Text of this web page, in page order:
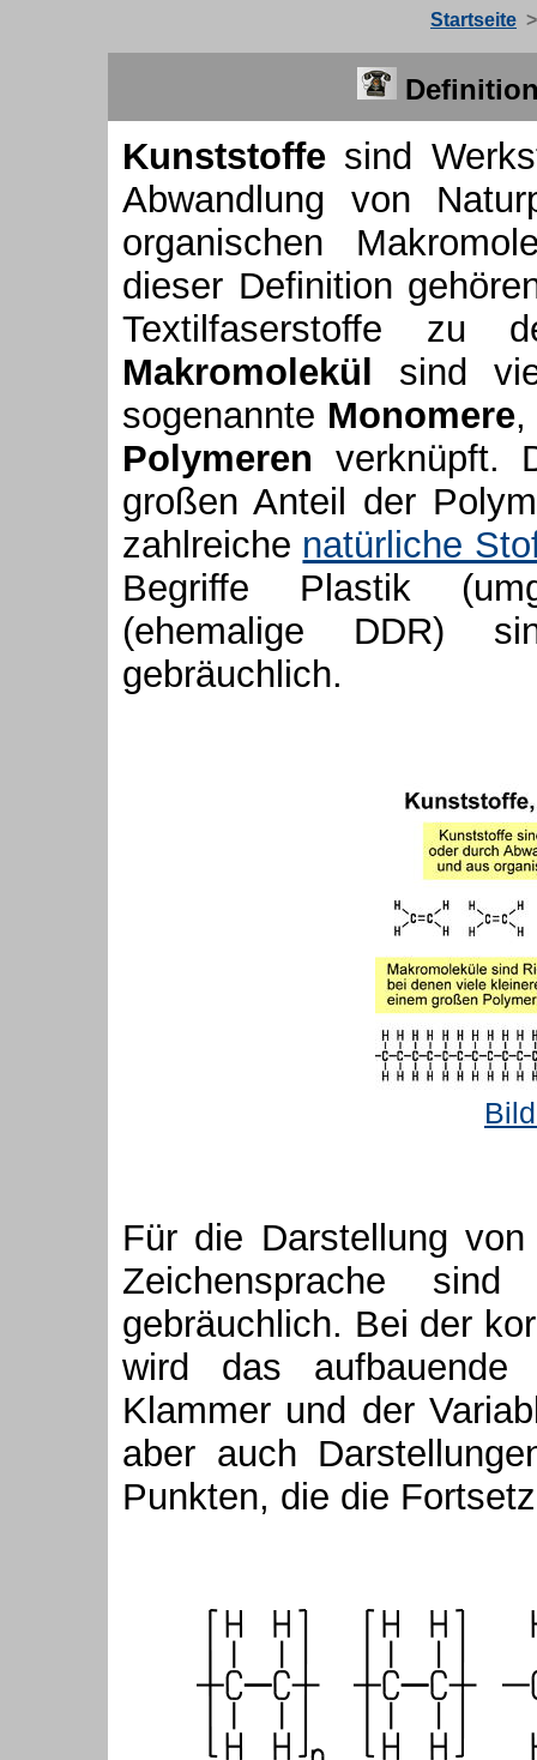
Startseite
Kunststoffe sind
Abwandlung von
organischen
dieser Definition
Textilfaserstoffe zu
Makromolekül
sind
sogenannte Monomere,
Polymeren verknüpft.
großen Anteil der
zahlreiche natürliche
Begriffe Plastik
(ehemalige DDR)
gebräuchlich.
Für die Darstellung
Zeichensprache sind
gebräuchlich. Bei der
wird das
Klammer und der
aber auch
Punkten, die die